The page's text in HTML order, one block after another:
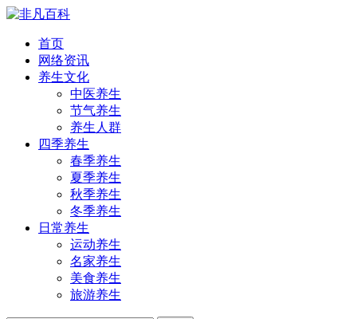
首页
网络资讯
养生文化
中医养生
节气养生
养生人群
四季养生
春季养生
夏季养生
秋季养生
冬季养生
日常养生
运动养生
名家养生
美食养生
旅游养生